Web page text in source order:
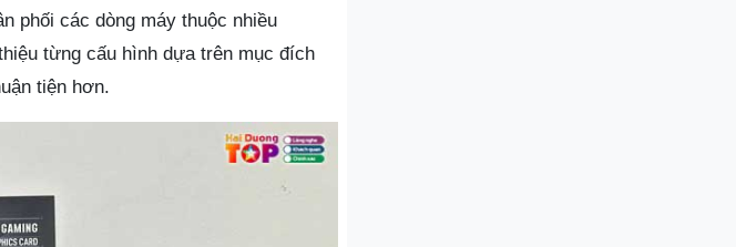
phối các dòng máy thuộc nhiều
từng cấu hình dựa trên mục đích
tiện hơn.